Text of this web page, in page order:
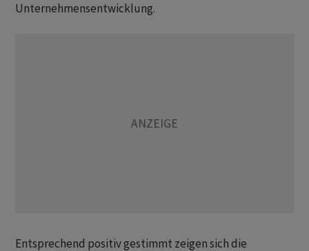
Unternehmensentwicklung.
Entsprechend positiv gestimmt zeigen sich die